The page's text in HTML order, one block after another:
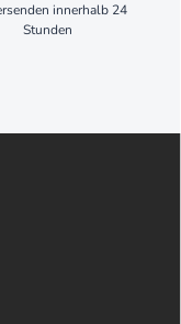
innerhalb 24
Stunden